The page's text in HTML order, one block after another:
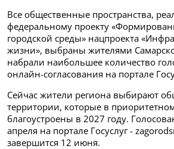
Все общественные пространства,
федеральному проекту
городской среды» нацпроекта
жизни», выбраны жителями
набрали наибольшее количество
онлайн-согласования на портале
Сейчас жители региона выбирают
территории, которые в
благоустроены в 2027 году.
апреля на портале Госуслуг -
завершится 12 июня.